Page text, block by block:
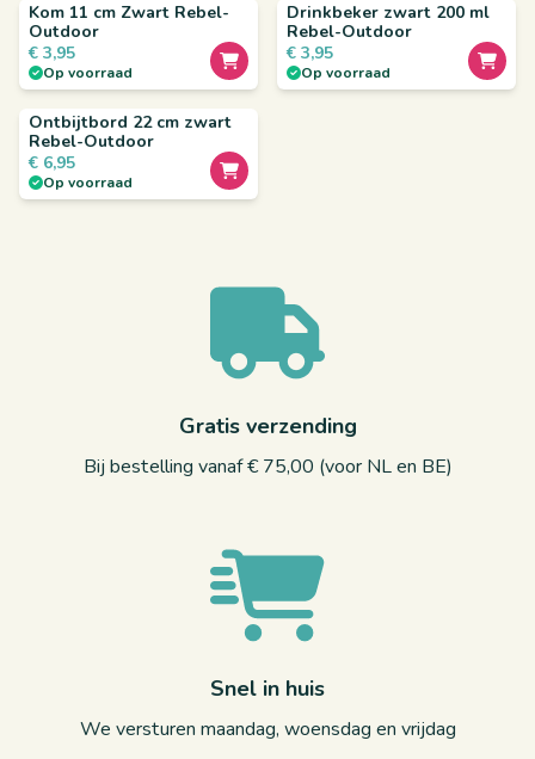
Kom 11 cm Zwart Rebel-
Outdoor
Op voorraad
€ 3,95
Drinkbeker zwart 200 ml
Rebel-Outdoor
Op voorraad
€ 3,95
Ontbijtbord 22 cm zwart
Rebel-Outdoor
Op voorraad
€ 6,95
Gratis verzending
Bij bestelling vanaf € 75,00 (voor NL en BE)
Snel in huis
We versturen maandag, woensdag en vrijdag